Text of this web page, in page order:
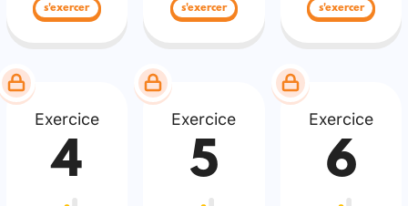
s'exercer s'exercer s'exercer
Exercice
4
Exercice
5
Exercice
6